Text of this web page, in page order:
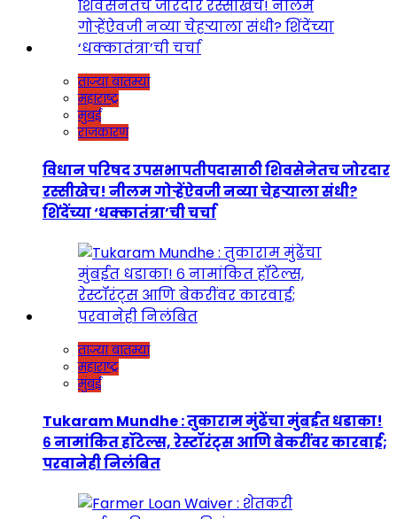
ताज्या बातम्या
महाराष्ट्र
मुंबई
राजकारण
विधान परिषद उपसभापतीपदासाठी शिवसेनेतच जोरदार
रस्सीखेच! नीलम गोऱ्हेंऐवजी नव्या चेहऱ्याला संधी?
शिंदेंच्या ‘धक्कातंत्रा’ची चर्चा
ताज्या बातम्या
महाराष्ट्र
मुंबई
Tukaram Mundhe : तुकाराम मुंढेंचा मुंबईत धडाका!
६ नामांकित हॉटेल्स, रेस्टॉरंट्स आणि बेकरींवर कारवाई;
परवानेही निलंबित